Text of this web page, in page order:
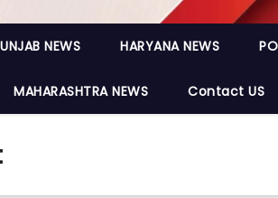
NEWS HARYANA NEWS
MAHARASHTRA NEWS Contact US